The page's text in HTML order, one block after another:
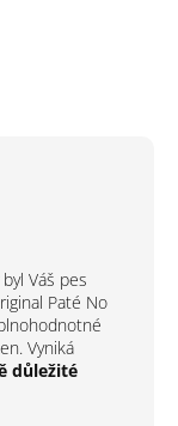
Váš pes
Paté No
Vyniká
důležité